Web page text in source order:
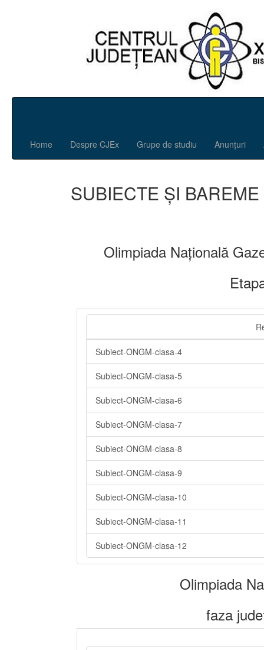
Home Despre CJEx Grupe de studiu Anunțuri
SUBIECTE ȘI
Olimpiada Națională
Subiect-ONGM-clasa-4
Subiect-ONGM-clasa-5
Subiect-ONGM-clasa-6
Subiect-ONGM-clasa-7
Subiect-ONGM-clasa-8
Subiect-ONGM-clasa-9
Subiect-ONGM-clasa-10
Subiect-ONGM-clasa-11
Subiect-ONGM-clasa-12
Olimpiada
faza